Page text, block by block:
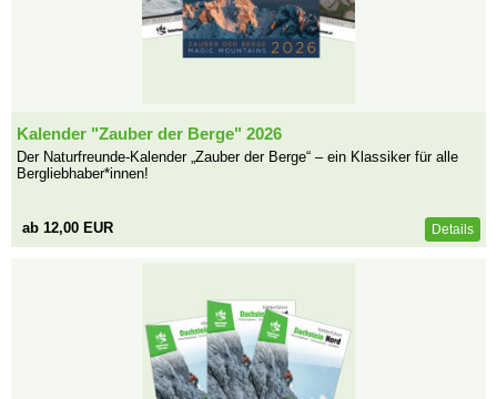
Kalender "Zauber der Berge" 2026
Der Naturfreunde-Kalender „Zauber der Berge“ – ein Klassiker für alle
Bergliebhaber*innen!
ab 12,00 EUR Details